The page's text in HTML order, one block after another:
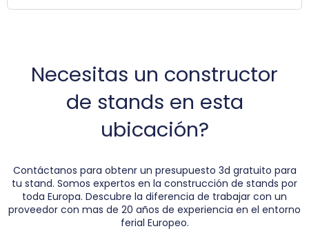
Necesitas un constructor
de stands en esta
ubicación?
Contáctanos para obtenr un presupuesto 3d gratuito para
tu stand. Somos expertos en la construcción de stands por
toda Europa. Descubre la diferencia de trabajar con un
proveedor con mas de 20 años de experiencia en el entorno
ferial Europeo.